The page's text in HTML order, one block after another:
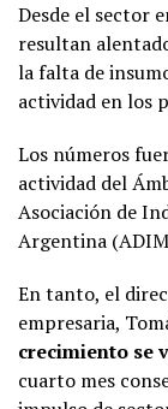
Desde el sector
resultan
la falta de
actividad en los
Los números
actividad del
Asociación de
Argentina
En tanto, el
empresaria,
crecimiento se
cuarto mes